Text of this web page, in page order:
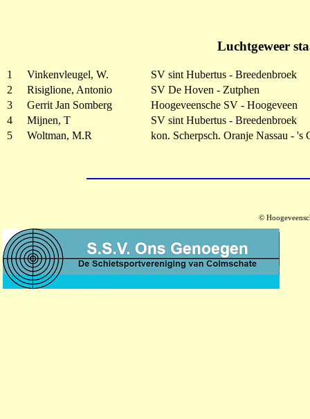
Luchtgeweer
1 Vinkenvleugel, W.
SV sint Hubertus - Breedenbroek
2
Risiglione, Antonio
SV De Hoven - Zutphen
3
Gerrit Jan Somberg
Hoogeveensche SV - Hoogeveen
4
Mijnen, T
SV sint Hubertus - Breedenbroek
5
Woltman, M.R kon. Scherpsch. Oranje Nassau - 's
©